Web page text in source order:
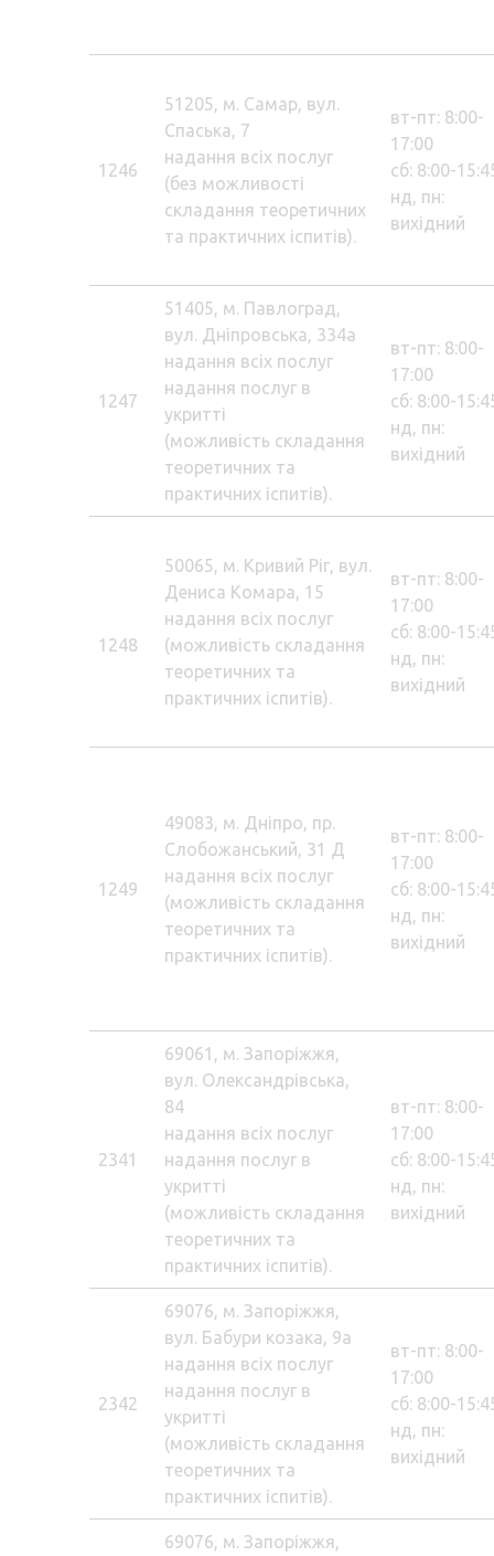
1246
51205, м. Самар, вул.
Спаська, 7
надання всіх послуг
(без можливості
складання теоретичних
та практичних іспитів).
вт-пт: 8:00-
17:00
сб: 8:00-
нд, пн:
вихідний
1247
51405, м. Павлоград,
вул. Дніпровська, 334а
надання всіх послуг
надання послуг в
укритті
(можливість складання
теоретичних та
практичних іспитів).
вт-пт: 8:00-
17:00
сб: 8:00-
нд, пн:
вихідний
1248
50065, м. Кривий Ріг, вул.
Дениса Комара, 15
надання всіх послуг
(можливість складання
теоретичних та
практичних іспитів).
вт-пт: 8:00-
17:00
сб: 8:00-
нд, пн:
вихідний
1249
49083, м. Дніпро, пр.
Слобожанський, 31 Д
надання всіх послуг
(можливість складання
теоретичних та
практичних іспитів).
вт-пт: 8:00-
17:00
сб: 8:00-
нд, пн:
вихідний
2341
69061, м. Запоріжжя,
вул. Олександрівська,
84
надання всіх послуг
надання послуг в
укритті
(можливість складання
теоретичних та
практичних іспитів).
вт-пт: 8:00-
17:00
сб: 8:00-
нд, пн:
вихідний
2342
69076, м. Запоріжжя,
вул. Бабури козака, 9а
надання всіх послуг
надання послуг в
укритті
(можливість складання
теоретичних та
практичних іспитів).
вт-пт: 8:00-
17:00
сб: 8:00-
нд, пн:
вихідний
69076, м. Запоріжжя,